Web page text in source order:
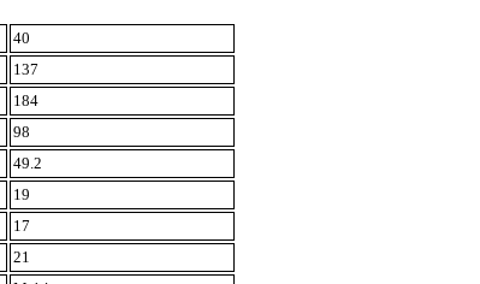
40
137
184
98
49.2
19
17
21